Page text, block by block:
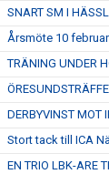
SNART SM I
Årsmöte 10
TRÄNING UNDER
DERBYVINST MOT
Stort tack till ICA
EN TRIO LBK-ARE